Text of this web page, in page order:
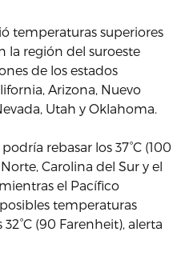
temperaturas superiores
la región del suroeste
de los estados
Arizona, Nuevo
Utah y Oklahoma.
rebasar los 37°C (100
Carolina del Sur y el
el Pacífico
temperaturas
(90 Farenheit), alerta